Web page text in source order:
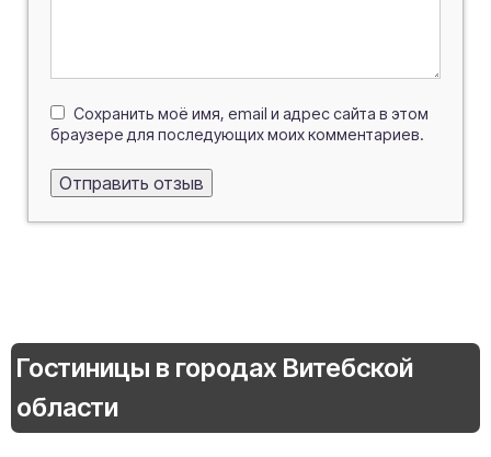
Сохранить моё имя, email и адрес сайта в этом
браузере для последующих моих комментариев.
Гостиницы в городах Витебской
области